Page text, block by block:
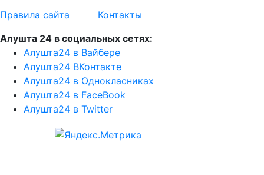
Правила сайта
Контакты
Алушта 24 в социальных сетях:
Алушта24 в Вайбере
Алушта24 ВКонтакте
Алушта24 в Однокласниках
Алушта24 в FaceBook
Алушта24 в Twitter